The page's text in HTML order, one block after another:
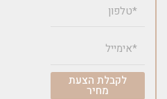
לקבלת הצעת
מחיר